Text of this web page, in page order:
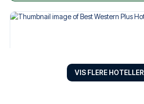
VIS FLERE HOTELLER